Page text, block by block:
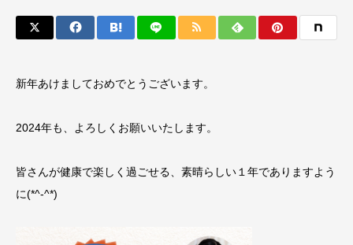
新年あけましておめでとうございます。
2024年も、よろしくお願いいたします。
皆さんが健康で楽しく過ごせる、素晴らしい１年でありますよう
に(*^-^*)